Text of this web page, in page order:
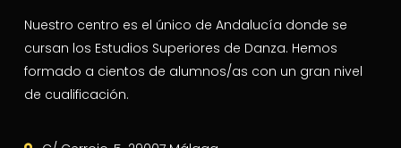
Nuestro centro es el único de Andalucía donde se
cursan los Estudios Superiores de Danza. Hemos
formado a cientos de alumnos/as con un gran nivel
de cualificación.